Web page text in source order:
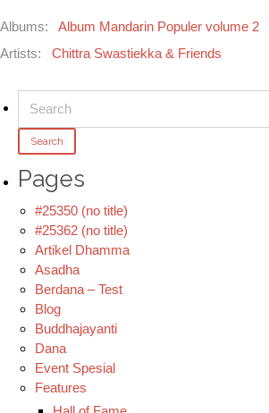
Albums: Album Mandarin Populer volume 2
Artists: Chittra Swastiekka & Friends
for:
Pages
#25350 (no title)
#25362 (no title)
Artikel Dhamma
Asadha
Berdana – Test
Blog
Buddhajayanti
Dana
Event Spesial
Features